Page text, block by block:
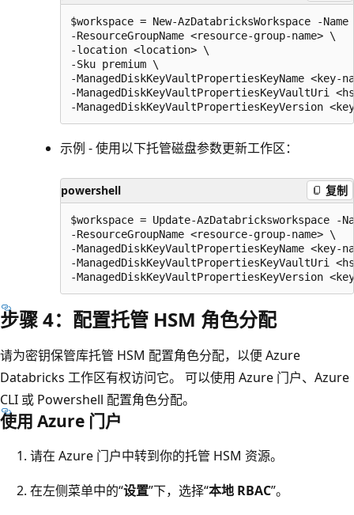
$workspace = New-AzDatabricksWorkspace -
-ResourceGroupName <resource-group-name> \
-location <location> \
-Sku premium \
-ManagedDiskKeyVaultPropertiesKeyName <key-
-ManagedDiskKeyVaultPropertiesKeyVaultUri
示例 - 使用以下托管磁盘参数更新工作区：
powershell 复制
$workspace = Update-AzDatabricksworkspace -
-ResourceGroupName <resource-group-name> \
-ManagedDiskKeyVaultPropertiesKeyName <key-
-ManagedDiskKeyVaultPropertiesKeyVaultUri
步骤 4：配置托管 HSM 角色分配
请为密钥保管库托管 HSM 配置角色分配，以便 Azure
Databricks 工作区有权访问它。 可以使用 Azure 门户、Azure
CLI 或 Powershell 配置角色分配。
使用 Azure 门户
请在 Azure 门户中转到你的托管 HSM 资源。
在左侧菜单中的“设置”下，选择“本地 RBAC”。